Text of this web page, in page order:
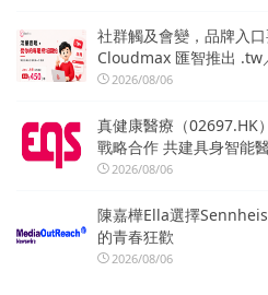
社群觸及會變，品牌入
Cloudmax 匯智推出 .tw
2026/08/06
真健康醫療（02697.HK
戰略合作 共建具身智能
2026/08/06
陳嘉樺Ella選擇
的青春狂歡
2026/08/06